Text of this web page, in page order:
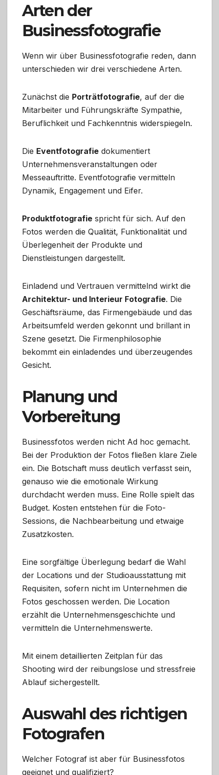
Arten der
Businessfotografie
Wenn wir über Businessfotografie reden, dann
unterschieden wir drei verschiedene Arten.
Zunächst die Porträtfotografie, auf der die
Mitarbeiter und Führungskräfte Sympathie,
Beruflichkeit und Fachkenntnis widerspiegeln.
Die Eventfotografie dokumentiert
Unternehmensveranstaltungen oder
Messeauftritte. Eventfotografie vermitteln
Dynamik, Engagement und Eifer.
Produktfotografie spricht für sich. Auf den
Fotos werden die Qualität, Funktionalität und
Überlegenheit der Produkte und
Dienstleistungen dargestellt.
Einladend und Vertrauen vermittelnd wirkt die
Architektur- und Interieur Fotografie. Die
Geschäftsräume, das Firmengebäude und das
Arbeitsumfeld werden gekonnt und brillant in
Szene gesetzt. Die Firmenphilosophie
bekommt ein einladendes und überzeugendes
Gesicht.
Planung und
Vorbereitung
Businessfotos werden nicht Ad hoc gemacht.
Bei der Produktion der Fotos fließen klare Ziele
ein. Die Botschaft muss deutlich verfasst sein,
genauso wie die emotionale Wirkung
durchdacht werden muss. Eine Rolle spielt das
Budget. Kosten entstehen für die Foto-
Sessions, die Nachbearbeitung und etwaige
Zusatzkosten.
Eine sorgfältige Überlegung bedarf die Wahl
der Locations und der Studioausstattung mit
Requisiten, sofern nicht im Unternehmen die
Fotos geschossen werden. Die Location
erzählt die Unternehmensgeschichte und
vermitteln die Unternehmenswerte.
Mit einem detaillierten Zeitplan für das
Shooting wird der reibungslose und stressfreie
Ablauf sichergestellt.
Auswahl des richtigen
Fotografen
Welcher Fotograf ist aber für Businessfotos
geeignet und qualifiziert?